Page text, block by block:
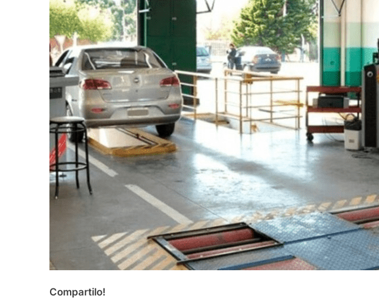
Compartilo!